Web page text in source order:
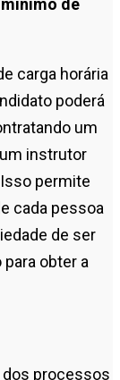
carga horária
poderá
um
instrutor
permite
cada pessoa
de ser
obter a
processos